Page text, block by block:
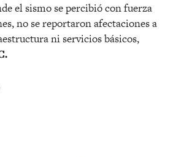
el sismo se percibió con fuerza
no se reportaron afectaciones a
ni servicios básicos,